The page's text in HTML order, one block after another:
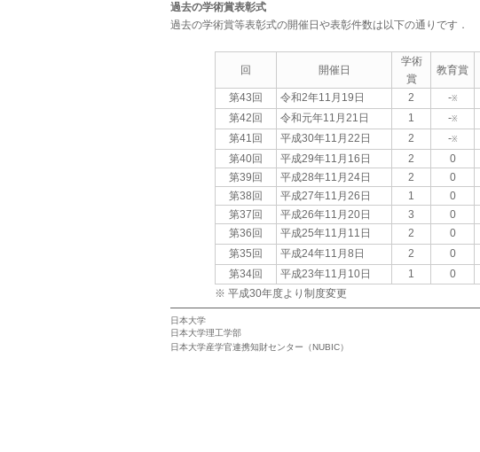
過去の学術賞表彰式
過去の学術賞等表彰式の開催日や表彰件数は以下の通りです．
回 開催日
学術
賞
教育賞
第43回 令和2年11月19日 2 -※
第42回
令和元年11月21日 1 -※
第41回
平成30年11月22日 2 -※
第40回
平成29年11月16日 2 0
第39回
平成28年11月24日 2 0
第38回
平成27年11月26日 1 0
第37回
平成26年11月20日 3 0
第36回
平成25年11月11日 2 0
第35回
平成24年11月8日 2 0
第34回
平成23年11月10日 1 0
※ 平成30年度より制度変更
日本大学
日本大学理工学部
日本大学産学官連携知財センター（NUBIC）